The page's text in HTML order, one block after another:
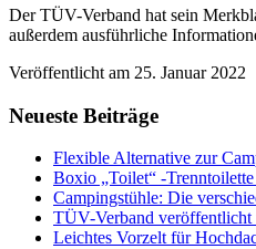
Der TÜV-Verband hat sein
außerdem ausführliche
Veröffentlicht am 25. Januar 2022
Neueste Beiträge
Flexible Alternative zur
Boxio „Toilet“ -
Campingstühle: Die
TÜV-Verband veröffentlicht
Leichtes Vorzelt für